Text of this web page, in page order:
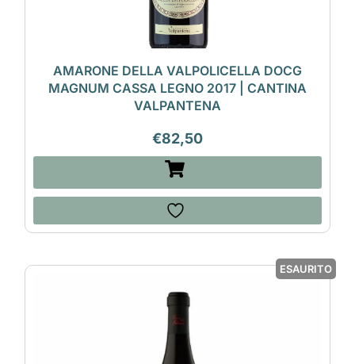
AMARONE DELLA VALPOLICELLA DOCG
MAGNUM CASSA LEGNO 2017 | CANTINA
VALPANTENA
€82,50
ESAURITO